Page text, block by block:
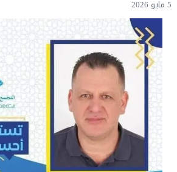
5 مايو 2026